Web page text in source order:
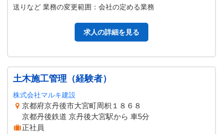
送りなど 業務の変更範囲：会社の定める業務
求人の詳細を見る
土木施工管理（経験者）
株式会社マルキ建設
京都府京丹後市大宮町周枳１８６８
京都丹後鉄道 京丹後大宮駅から 車5分
正社員